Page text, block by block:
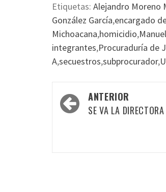
Etiquetas: Alejandro Moreno
González García,encargado
Michoacana,homicidio,
integrantes,Procuraduría de
A,secuestros,subprocurador,
Navegación
por
ANTERIOR
SE VA LA